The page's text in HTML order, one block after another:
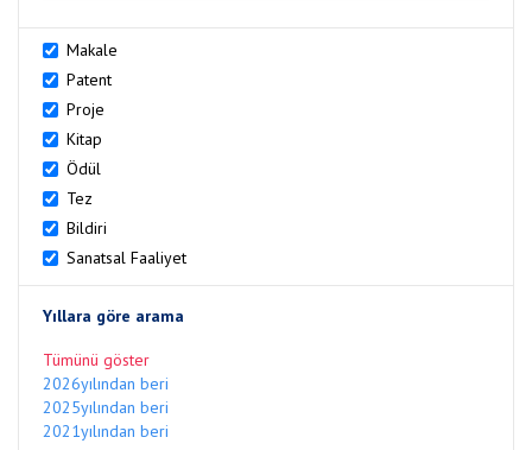
Makale
Patent
Proje
Kitap
Ödül
Tez
Bildiri
Sanatsal Faaliyet
Yıllara göre arama
Tümünü göster
2026yılından beri
2025yılından beri
2021yılından beri